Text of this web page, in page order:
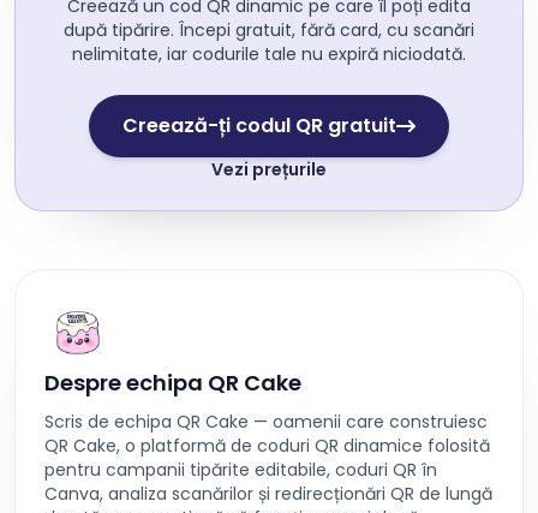
Creează un cod QR dinamic pe care îl poți edita
după tipărire. Începi gratuit, fără card, cu scanări
nelimitate, iar codurile tale nu expiră niciodată.
Creează-ți codul QR gratuit
Vezi prețurile
Despre echipa QR Cake
Scris de echipa QR Cake — oamenii care construiesc
QR Cake, o platformă de coduri QR dinamice folosită
pentru campanii tipărite editabile, coduri QR în
Canva, analiza scanărilor și redirecționări QR de lungă